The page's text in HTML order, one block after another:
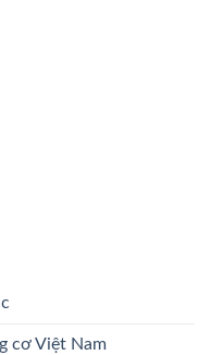
cơ Việt Nam